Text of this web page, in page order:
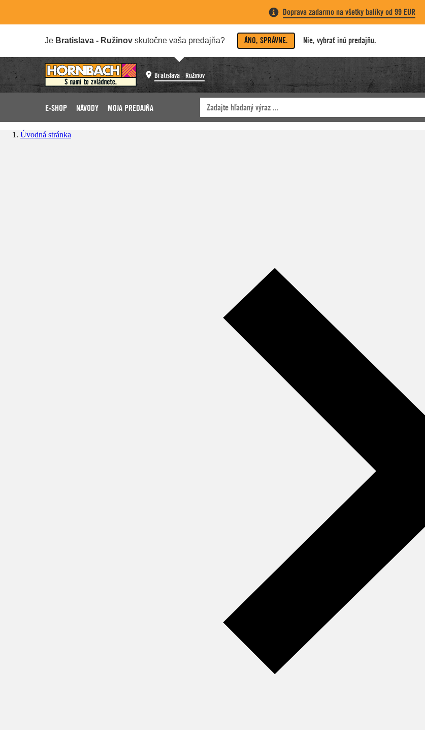
Doprava zadarmo na všetky balíky od 99 EUR
Je Bratislava - Ružinov skutočne vaša predajňa? ÁNO, SPRÁVNE. Nie, vybrať inú predajňu.
Bratislava - Ružinov
E-SHOP NÁVODY MOJA PREDAJŇA
Úvodná stránka